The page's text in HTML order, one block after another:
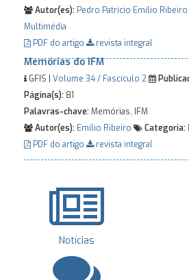
Autor(es): Pedro Patrício Emílio Ribeiro
Multimédia
PDF do artigo
revista integral
Memórias do IFM
GFIS | Volume 34 / Fascículo 2
Página(s): 81
Palavras-chave:Memórias, IFM
Autor(es): Emílio Ribeiro Categoria:
PDF do artigo
revista integral
Notícias